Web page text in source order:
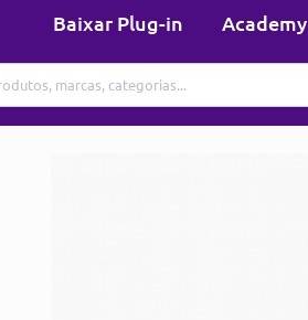
Baixar Plug-in Academy